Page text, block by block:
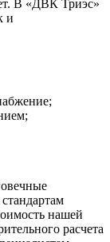
В «ДВК Триэс»
и
нашей
расчета